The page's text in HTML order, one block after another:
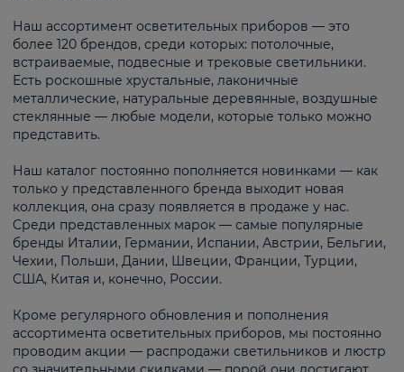
Наш ассортимент осветительных приборов — это
более 120 брендов, среди которых: потолочные,
встраиваемые, подвесные и трековые светильники.
Есть роскошные хрустальные, лаконичные
металлические, натуральные деревянные, воздушные
стеклянные — любые модели, которые только можно
представить.
Наш каталог постоянно пополняется новинками — как
только у представленного бренда выходит новая
коллекция, она сразу появляется в продаже у нас.
Среди представленных марок — самые популярные
бренды Италии, Германии, Испании, Австрии, Бельгии,
Чехии, Польши, Дании, Швеции, Франции, Турции,
США, Китая и, конечно, России.
Кроме регулярного обновления и пополнения
ассортимента осветительных приборов, мы постоянно
проводим акции — распродажи светильников и люстр